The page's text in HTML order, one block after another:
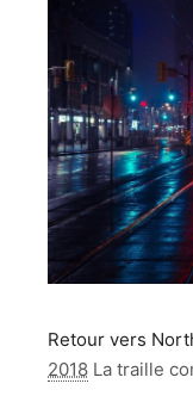
Retour vers
2018 La traille